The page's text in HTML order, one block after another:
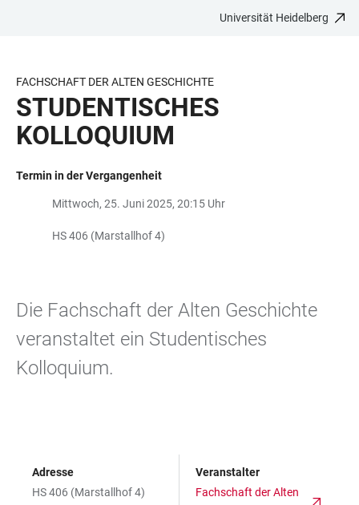
BARRIEREFREIHEIT
Universität Heidelberg
FACHSCHAFT DER ALTEN GESCHICHTE
STUDENTISCHES
KOLLOQUIUM
Termin in der Vergangenheit
Mittwoch, 25. Juni 2025, 20:15 Uhr
HS 406 (Marstallhof 4)
Die Fachschaft der Alten Geschichte
veranstaltet ein Studentisches
Kolloquium.
Adresse
HS 406 (Marstallhof 4)
Veranstalter
Fachschaft der Alten